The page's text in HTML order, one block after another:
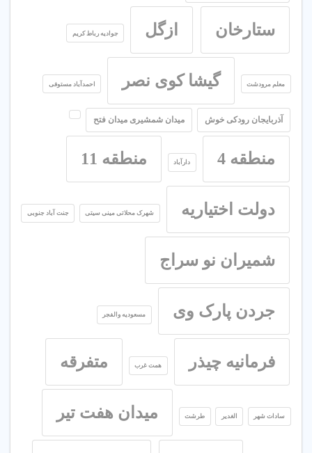
ستارخان ازگل جوادیه رباط کریم
معلم مرودشت گیشا کوی نصر احمدآباد مستوفی
آذربایجان رودکی خوش میدان شمشیری میدان فتح
منطقه 4 دارآباد منطقه 11
دولت اختیاریه شهرک محلاتی مینی سیتی جنت آباد جنوبی
شمیران نو سراج
جردن پارک وی مسعودیه والفجر
فرمانیه چیذر همت غرب متفرقه
سادات شهر الغدیر طرشت میدان هفت تیر